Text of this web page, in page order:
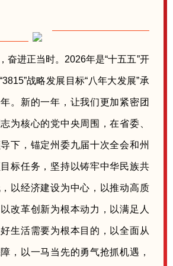
奋进正当时。2026年是“十五五”开
战略发展目标“八年大发展”承
年。新的一年，让我们更加紧密团
为核心的党中央周围，在省委、
下，锚定州委九届十次全会和州
标任务，坚持以铸牢中华民族共
以经济建设为中心，以推动高质
改革创新为根本动力，以满足人
生活需要为根本目的，以全面从
，以一马当先的勇气抢抓机遇，